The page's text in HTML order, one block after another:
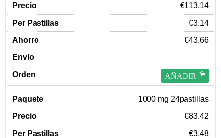
€113.14
€3.14
€43.66
AÑADIR
1000 mg 24pastillas
€83.42
€3.48